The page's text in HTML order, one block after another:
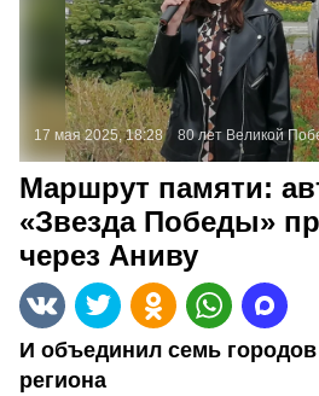
17 мая 2025, 18:28 80 лет Великой
Маршрут памяти:
«Звезда Победы»
через Аниву
И объединил семь
региона